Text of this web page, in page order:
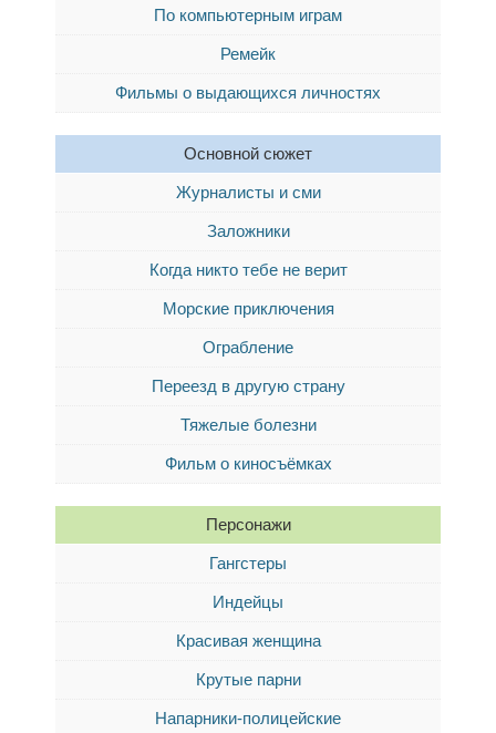
По компьютерным играм
Ремейк
Фильмы о выдающихся личностях
Основной сюжет
Журналисты и сми
Заложники
Когда никто тебе не верит
Морские приключения
Ограбление
Переезд в другую страну
Тяжелые болезни
Фильм о киносъёмках
Персонажи
Гангстеры
Индейцы
Красивая женщина
Крутые парни
Напарники-полицейские